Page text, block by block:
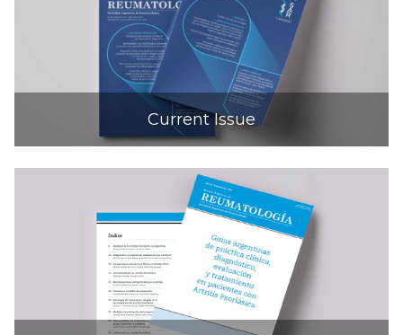
Current Issue